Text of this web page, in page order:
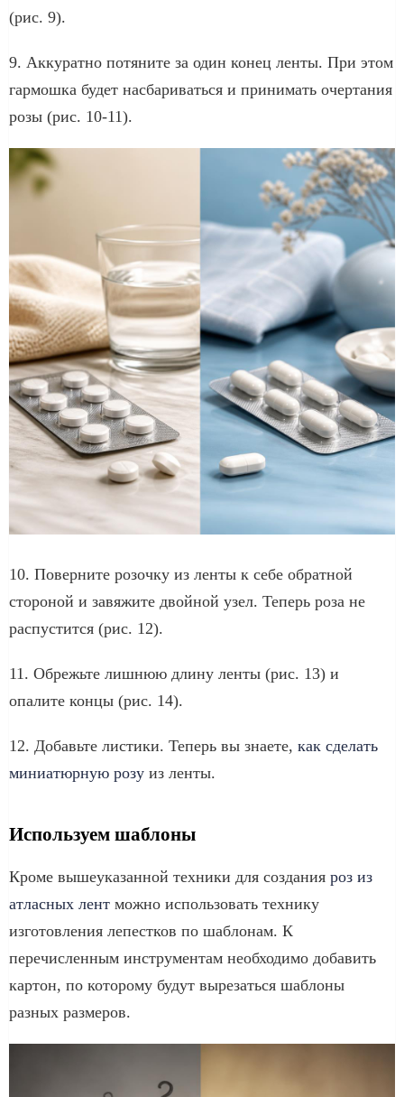
(рис. 9).
9. Аккуратно потяните за один конец ленты. При этом
гармошка будет насбариваться и принимать очертания
розы (рис. 10-11).
10. Поверните розочку из ленты к себе обратной
стороной и завяжите двойной узел. Теперь роза не
распустится (рис. 12).
11. Обрежьте лишнюю длину ленты (рис. 13) и
опалите концы (рис. 14).
12. Добавьте листики. Теперь вы знаете, как сделать
миниатюрную розу из ленты.
Используем шаблоны
Кроме вышеуказанной техники для создания роз из
атласных лент можно использовать технику
изготовления лепестков по шаблонам. К
перечисленным инструментам необходимо добавить
картон, по которому будут вырезаться шаблоны
разных размеров.